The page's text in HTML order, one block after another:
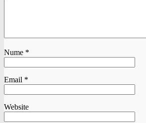
Nume *
Email *
Website